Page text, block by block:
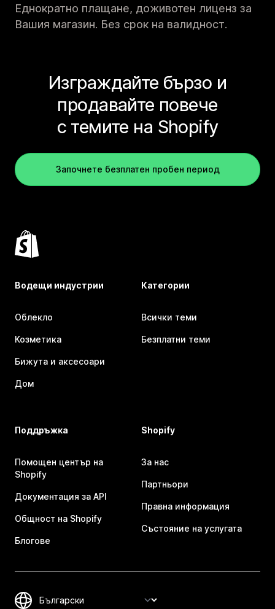
Еднократно плащане, доживотен лиценз за
Вашия магазин. Без срок на валидност.
Изграждайте бързо и
продавайте повече
с темите на Shopify
Започнете безплатен пробен период
Водещи индустрии
Облекло
Козметика
Бижута и аксесоари
Дом
Категории
Всички теми
Безплатни теми
Поддръжка
Помощен център на
Shopify
Документация за API
Общност на Shopify
Блогове
Shopify
За нас
Партньори
Правна информация
Състояние на услугата